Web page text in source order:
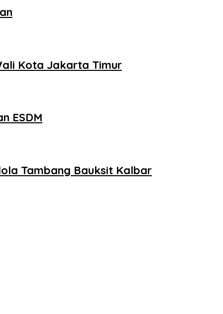
Kota Jakarta Timur
ESDM
Tambang Bauksit Kalbar